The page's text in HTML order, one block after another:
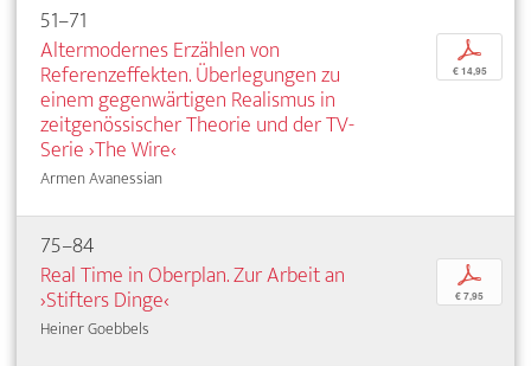
51–71
Altermodernes Erzählen von
Referenzeffekten. Überlegungen zu
einem gegenwärtigen Realismus in
zeitgenössischer Theorie und der TV-
Serie ›The Wire‹
Armen Avanessian
p
€ 14,95
75–84
Real Time in Oberplan. Zur Arbeit an
›Stifters Dinge‹
Heiner Goebbels
p
€ 7,95